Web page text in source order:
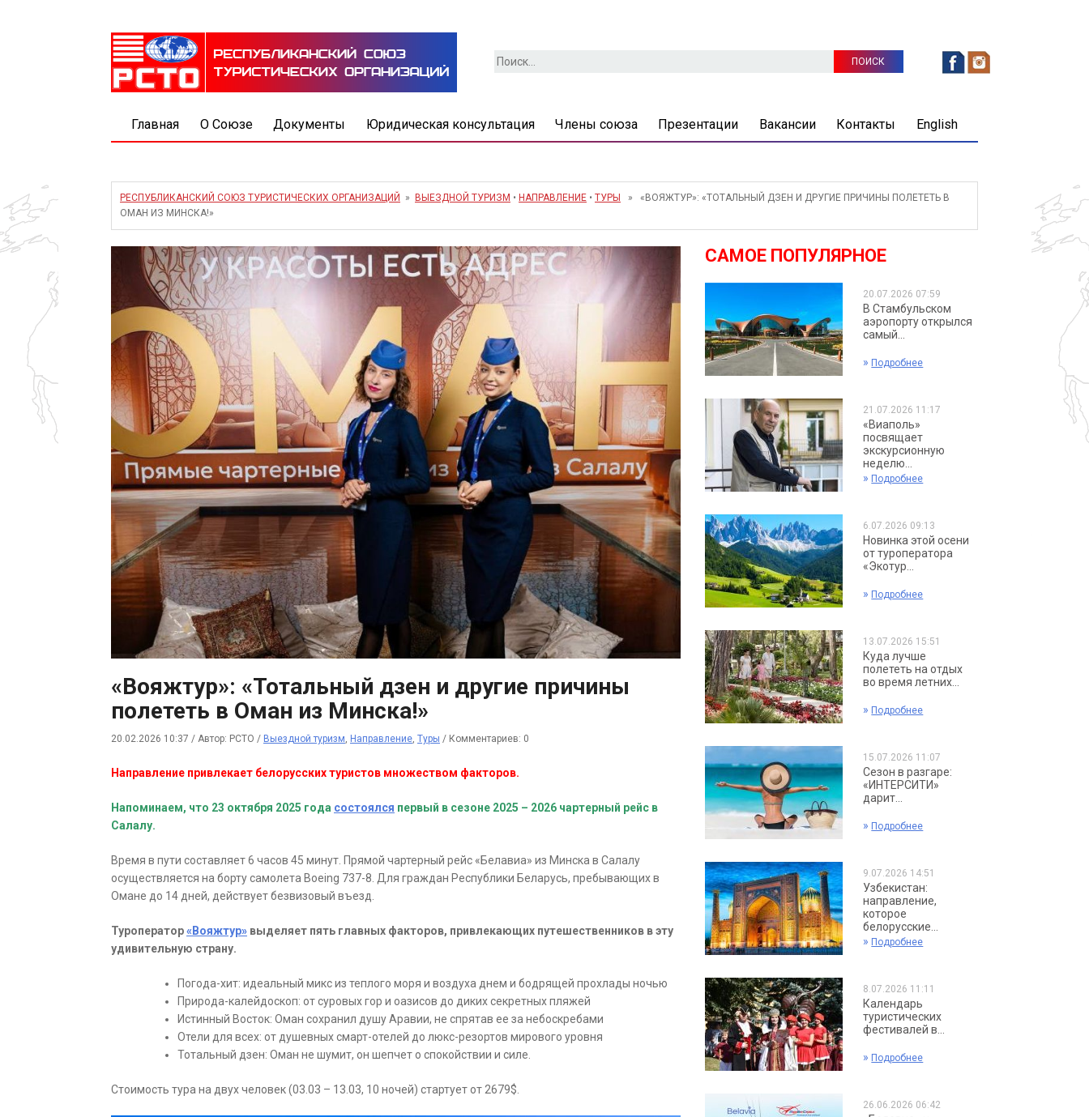
Найти:
Главная О Союзе Документы Юридическая консультация Члены союза Презентации Вакансии Контакты English
РЕСПУБЛИКАНСКИЙ СОЮЗ ТУРИСТИЧЕСКИХ ОРГАНИЗАЦИЙ » ВЫЕЗДНОЙ ТУРИЗМ • НАПРАВЛЕНИЕ • ТУРЫ
» «ВОЯЖТУР»: «ТОТАЛЬНЫЙ ДЗЕН И ДРУГИЕ ПРИЧИНЫ ПОЛЕТЕТЬ В
ОМАН ИЗ МИНСКА!»
«Вояжтур»: «Тотальный дзен и другие причины
полететь в Оман из Минска!»
20.02.2026 10:37 / Автор: РСТО / Выездной туризм, Направление, Туры / Комментариев: 0
Направление привлекает белорусских туристов множеством факторов.
Напоминаем, что 23 октября 2025 года состоялся первый в сезоне 2025 – 2026 чартерный рейс в
Салалу.
Время в пути составляет 6 часов 45 минут. Прямой чартерный рейс «Белавиа» из Минска в Салалу
осуществляется на борту самолета Boeing 737-8. Для граждан Республики Беларусь, пребывающих в
Омане до 14 дней, действует безвизовый въезд.
Туроператор«Вояжтур» выделяет пять главных факторов, привлекающих путешественников в эту
удивительную страну.
Погода-хит: идеальный микс из теплого моря и воздуха днем и бодрящей прохлады ночью
Природа-калейдоскоп: от суровых гор и оазисов до диких секретных пляжей
Истинный Восток: Оман сохранил душу Аравии, не спрятав ее за небоскребами
Отели для всех: от душевных смарт-отелей до люкс-резортов мирового уровня
Тотальный дзен: Оман не шумит, он шепчет о спокойствии и силе.
Стоимость тура на двух человек (03.03 – 13.03, 10 ночей) стартует от 2679$.
САМОЕ ПОПУЛЯРНОЕ
20.07.2026 07:59
В Стамбульском
аэропорту открылся
самый...
» Подробнее
21.07.2026 11:17
«Виаполь»
посвящает
экскурсионную
неделю...
» Подробнее
6.07.2026 09:13
Новинка этой осени
от туроператора
«Экотур...
» Подробнее
13.07.2026 15:51
Куда лучше
полететь на отдых
во время летних...
» Подробнее
15.07.2026 11:07
Сезон в разгаре:
«ИНТЕРСИТИ»
дарит...
» Подробнее
9.07.2026 14:51
Узбекистан:
направление,
которое
белорусские...
» Подробнее
8.07.2026 11:11
Календарь
туристических
фестивалей в...
» Подробнее
26.06.2026 06:42